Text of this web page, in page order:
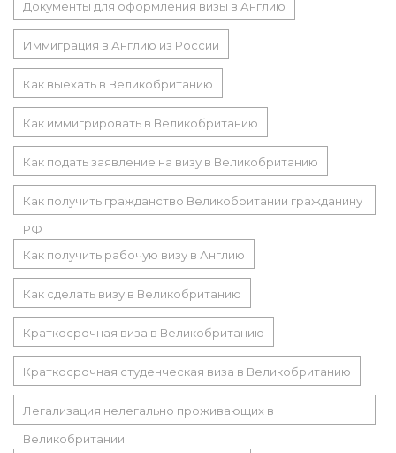
Документы для оформления визы в Англию
Иммиграция в Англию из России
Как выехать в Великобританию
Как иммигрировать в Великобританию
Как подать заявление на визу в Великобританию
Как получить гражданство Великобритании гражданину
РФ
Как получить рабочую визу в Англию
Как сделать визу в Великобританию
Краткосрочная виза в Великобританию
Краткосрочная студенческая виза в Великобританию
Легализация нелегально проживающих в
Великобритании